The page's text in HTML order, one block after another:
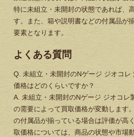
特に未組立・未開封の状態であれば、
す。また、箱や説明書などの付属品が
要素となります。
よくある質問
Q. 未組立・未開封のNゲージ ジオコレ
価格はどのくらいですか？
A. 未組立・未開封のNゲージ ジオコレ
の需要によって買取価格が変動します
の付属品が揃っている場合は評価が高
取価格については、商品の状態や市場